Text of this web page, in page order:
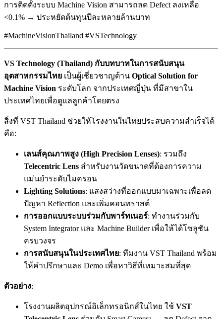
การติดตั้งระบบ Machine Vision สามารถลด Defect ลงเหลือ
<0.1% → ประหยัดต้นทุนปีละหลายล้านบาท
#MachineVisionThailand #VSTechnology
VS Technology (Thailand) กับบทบาทในการสนับสนุน
อุตสาหกรรมไทย เป็นผู้เชี่ยวชาญด้าน Optical Solution for
Machine Vision ระดับโลก จากประเทศญี่ปุ่น ที่มีสาขาใน
ประเทศไทยเพื่อดูแลลูกค้าโดยตรง
สิ่งที่ VST Thailand ช่วยให้โรงงานในไทยประสบความสำเร็จได้
คือ:
เลนส์คุณภาพสูง (High Precision Lenses): รวมถึง
Telecentric Lens สำหรับงานวัดขนาดที่ต้องการความ
แม่นยำระดับไมครอน
Lighting Solutions: แสงสว่างที่ออกแบบมาเฉพาะเพื่อลด
ปัญหา Reflection และเพิ่มคอนทราสต์
การออกแบบระบบร่วมกับพาร์ทเนอร์: ทำงานร่วมกับ
System Integrator และ Machine Builder เพื่อให้ได้โซลูชัน
ครบวงจร
การสนับสนุนในประเทศไทย: ทีมงาน VST Thailand พร้อม
ให้คำปรึกษาและ Demo เพื่อหาวิธีที่เหมาะสมที่สุด
ตัวอย่าง:
โรงงานผลิตอุปกรณ์อิเล็กทรอนิกส์ในไทย ใช้ VST